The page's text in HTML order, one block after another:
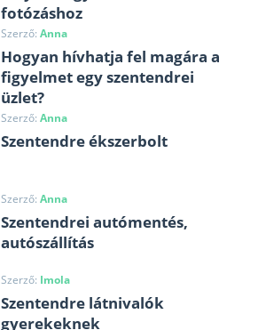
fotózáshoz
Szerző: Anna
Hogyan hívhatja fel magára a
figyelmet egy szentendrei
üzlet?
Szerző: Anna
Szentendre ékszerbolt
Szerző: Anna
Szentendrei autómentés,
autószállítás
Szerző: Imola
Szentendre látnivalók
gyerekeknek